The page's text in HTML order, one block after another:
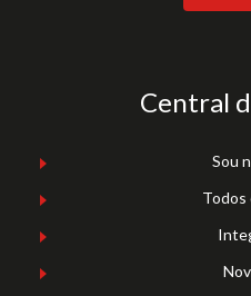
Central
Sou
Todos